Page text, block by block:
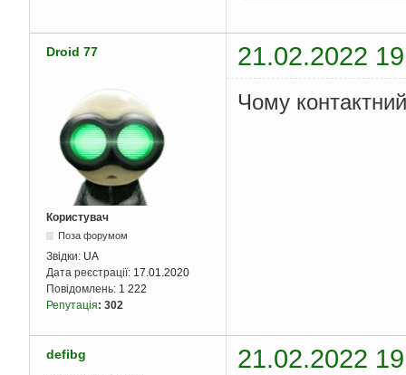
Droid 77 21.02.2022
Користувач
Поза форумом
Звідки: UA
Дата реєстрації: 17.01.2020
Повідомлень: 1 222
Репутація: 302
Чому
defibg 21.02.2022